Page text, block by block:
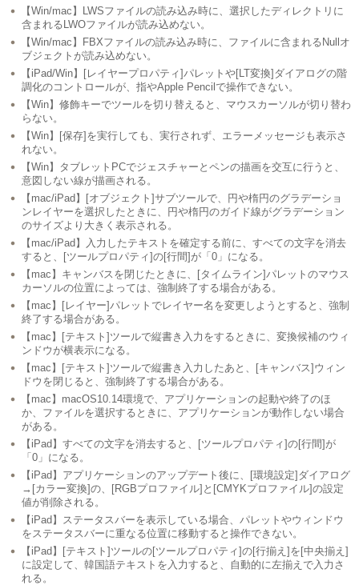
【Win/mac】LWSファイルの読み込み時に、選択したディレクトリに
含まれるLWOファイルが読み込めない。
【Win/mac】FBXファイルの読み込み時に、ファイルに含まれるNullオ
ブジェクトが読み込めない。
【iPad/Win】[レイヤープロパティ]パレットや[LT変換]ダイアログの階
調化のコントロールが、指やApple Pencilで操作できない。
【Win】修飾キーでツールを切り替えると、マウスカーソルが切り替わ
らない。
【Win】[保存]を実行しても、実行されず、エラーメッセージも表示さ
れない。
【Win】タブレットPCでジェスチャーとペンの描画を交互に行うと、
意図しない線が描画される。
【mac/iPad】[オブジェクト]サブツールで、円や楕円のグラデーショ
ンレイヤーを選択したときに、円や楕円のガイド線がグラデーション
のサイズより大きく表示される。
【mac/iPad】入力したテキストを確定する前に、すべての文字を消去
すると、[ツールプロパティ]の[行間]が「0」になる。
【mac】キャンバスを閉じたときに、[タイムライン]パレットのマウス
カーソルの位置によっては、強制終了する場合がある。
【mac】[レイヤー]パレットでレイヤー名を変更しようとすると、強制
終了する場合がある。
【mac】[テキスト]ツールで縦書き入力をするときに、変換候補のウィ
ンドウが横表示になる。
【mac】[テキスト]ツールで縦書き入力したあと、[キャンバス]ウィン
ドウを閉じると、強制終了する場合がある。
【mac】macOS10.14環境で、アプリケーションの起動や終了のほ
か、ファイルを選択するときに、アプリケーションが動作しない場合
がある。
【iPad】すべての文字を消去すると、[ツールプロパティ]の[行間]が
「0」になる。
【iPad】アプリケーションのアップデート後に、[環境設定]ダイアログ
→[カラー変換]の、[RGBプロファイル]と[CMYKプロファイル]の設定
値が削除される。
【iPad】ステータスバーを表示している場合、パレットやウィンドウ
をステータスバーに重なる位置に移動すると操作できない。
【iPad】[テキスト]ツールの[ツールプロパティ]の[行揃え]を[中央揃え]
に設定して、韓国語テキストを入力すると、自動的に左揃えで入力さ
れる。